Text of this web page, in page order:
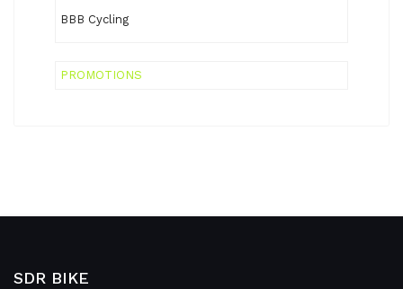
BBB Cycling
PROMOTIONS
SDR BIKE